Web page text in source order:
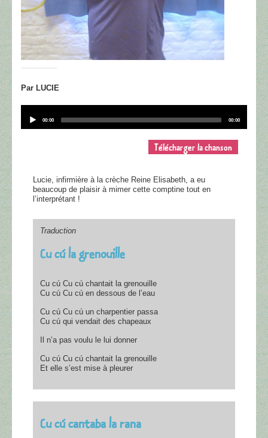
Par LUCIE
Player
Current
00:00 Total
00:00
Télécharger la chanson
Lucie, infirmière à la crèche Reine Elisabeth, a eu
beaucoup de plaisir à mimer cette comptine tout en
l’interprétant !
Traduction
Cu cú la grenouille
Cu cú Cu cú chantait la grenouille
Cu cú Cu cú en dessous de l’eau
Cu cú Cu cú un charpentier passa
Cu cú qui vendait des chapeaux
Il n’a pas voulu le lui donner
Cu cú Cu cú chantait la grenouille
Et elle s’est mise à pleurer
Cu cú cantaba la rana